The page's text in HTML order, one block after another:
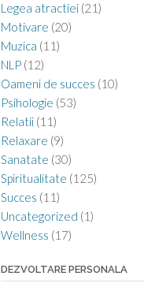
Legea atractiei(21)
Motivare (20)
Muzica (11)
NLP(12)
Oameni de succes (10)
Psihologie (53)
Relatii(11)
Relaxare (9)
Sanatate (30)
Spiritualitate (125)
Succes (11)
Uncategorized (1)
Wellness (17)
DEZVOLTARE PERSONALA